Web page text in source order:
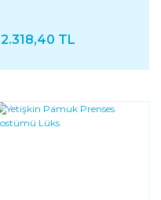
2.318,40 TL